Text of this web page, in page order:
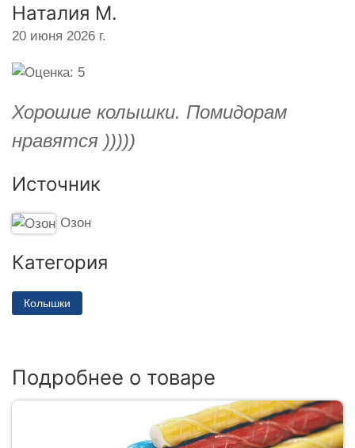
Наталия М.
20 июня 2026 г.
Хорошие колышки. Помидорам
нравятся )))))
Источник
Озон
Категория
Колышки
Подробнее о товаре